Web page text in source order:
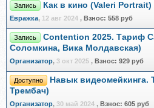
Запись Как в кино (Valeri Portrait)
Евражкa, 12 авг 2024 , Взнос: 558 руб
Запись
Contention 2025. Тариф
Соломкина, Вика Молдавская)
Организатор, 3 окт 2025 , Взнос: 929 руб
Доступно
Навык
Трембач)
Организатор, 30 май 2024 , Взнос: 605 руб